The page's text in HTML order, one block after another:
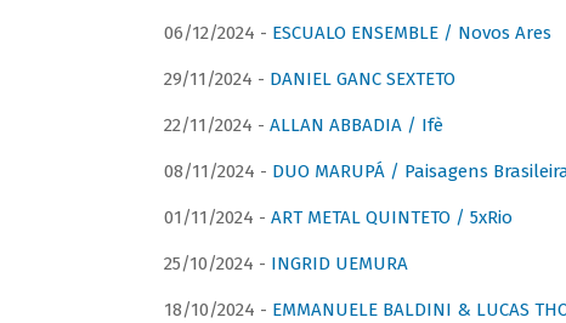
06/12/2024 - ESCUALO ENSEMBLE / Novos Ares
29/11/2024 - DANIEL GANC SEXTETO
22/11/2024 - ALLAN ABBADIA / Ifè
08/11/2024 - DUO MARUPÁ / Paisagens
01/11/2024 - ART METAL QUINTETO / 5xRio
25/10/2024 - INGRID UEMURA
18/10/2024 - EMMANUELE BALDINI & LUCAS